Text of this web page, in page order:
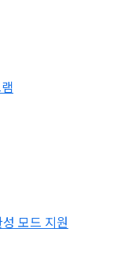
모드 지원